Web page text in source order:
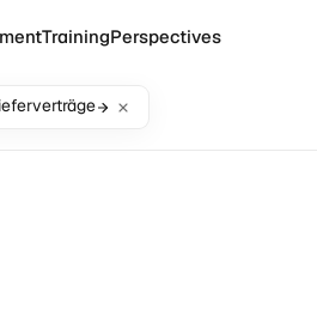
TrainingPerspectives